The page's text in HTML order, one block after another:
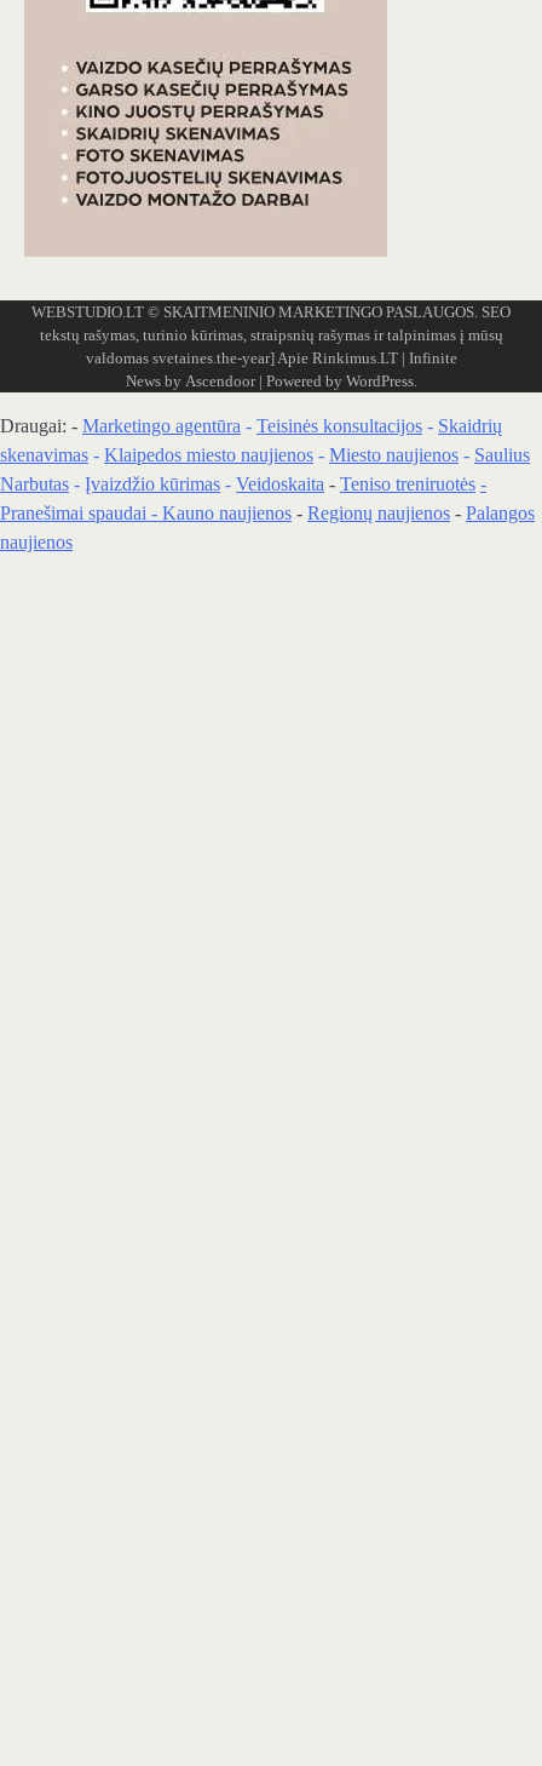
WEBSTUDIO.LT © SKAITMENINIO MARKETINGO PASLAUGOS. SEO
tekstų rašymas, turinio kūrimas, straipsnių rašymas ir talpinimas į mūsų
valdomas svetaines.the-year] Apie Rinkimus.LT| Infinite
News by Ascendoor| Powered by WordPress.
Draugai: - Marketingo agentūra - Teisinės konsultacijos - Skaidrių
skenavimas - Klaipedos miesto naujienos - Miesto naujienos - Saulius
Narbutas - Įvaizdžio kūrimas - Veidoskaita - Teniso treniruotės -
Pranešimai spaudai - Kauno naujienos - Regionų naujienos - Palangos
naujienos